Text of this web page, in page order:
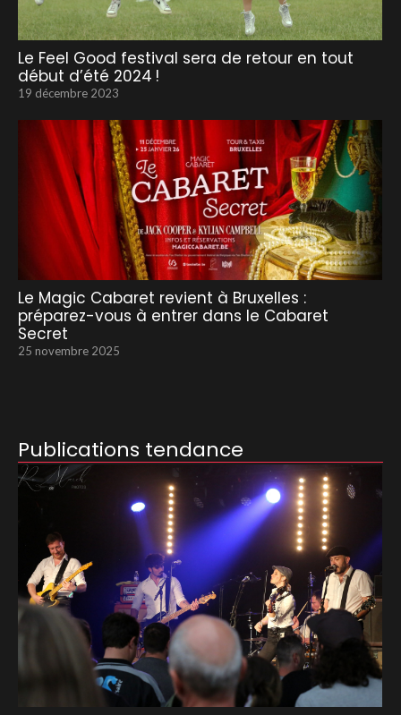
Le Feel Good festival sera de retour en tout
début d’été 2024 !
19 décembre 2023
Le Magic Cabaret revient à Bruxelles :
préparez-vous à entrer dans le Cabaret
Secret
25 novembre 2025
Publications tendance